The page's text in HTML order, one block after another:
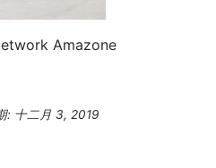
Amazone
: 十二月 3, 2019